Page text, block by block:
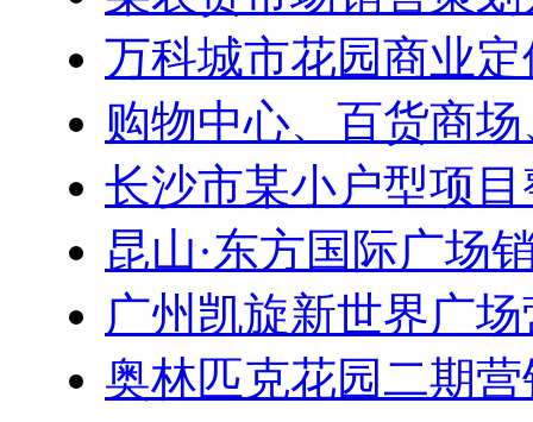
万科城市花园商业
购物中心、百货商
长沙市某小户型项
昆山·东方国际广场
广州凯旋新世界广
奥林匹克花园二期